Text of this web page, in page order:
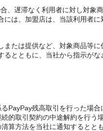
、遅滞なく利用者に対し対
は、加盟店は、当該利用者
または提供など、対象商品等
とともに、当社から指示が
PayPay残高取引を行った場
的取引契約の中途解約を行
算方法を当社に通知すると